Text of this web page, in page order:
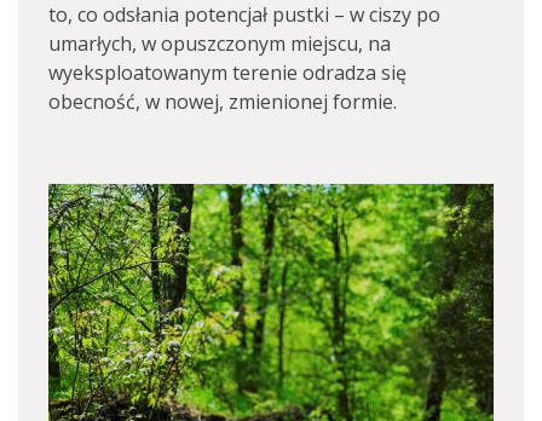
to, co odsłania potencjał pustki – w ciszy po
umarłych, w opuszczonym miejscu, na
wyeksploatowanym terenie odradza się
obecność, w nowej, zmienionej formie.